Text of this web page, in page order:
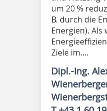
um 20 %
B. durch die
Energien).
Ziele im....
Dipl.-Ing.